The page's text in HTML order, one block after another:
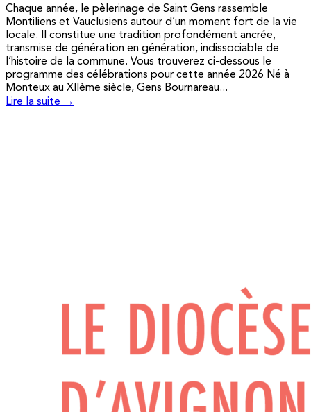
Chaque année, le pèlerinage de Saint Gens rassemble
Montiliens et Vauclusiens autour d’un moment fort de la vie
locale. Il constitue une tradition profondément ancrée,
transmise de génération en génération, indissociable de
l’histoire de la commune. Vous trouverez ci-dessous le
programme des célébrations pour cette année 2026 Né à
Monteux au XIIème siècle, Gens Bournareau...
Lire la suite →